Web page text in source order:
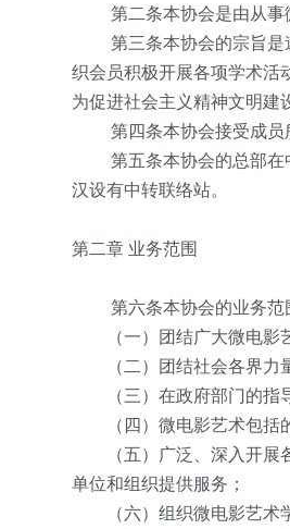
第二条本协会是由从事微
第三条本协会的宗旨是遵
织会员积极开展各项学术活
为促进社会主义精神文明建
第四条本协会接受成员所
第五条本协会的总部在中
汉设有中转联络站。
第二章 业务范围
第六条本协会的业务范
（一）团结广大微电影艺
（二）团结社会各界力量
（三）在政府部门的指导
（四）微电影艺术包括
（五）广泛、深入开展各
单位和组织提供服务；
（六）组织微电影艺术学